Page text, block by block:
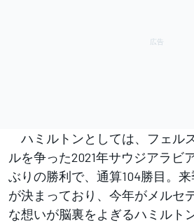
ハミルトンとしては、フェル
ルを争った2021年サウジアラビ
ぶりの勝利で、通算104勝目。
が決まっており、今年がメルセ
な想いが脳裏をよぎるハミルト